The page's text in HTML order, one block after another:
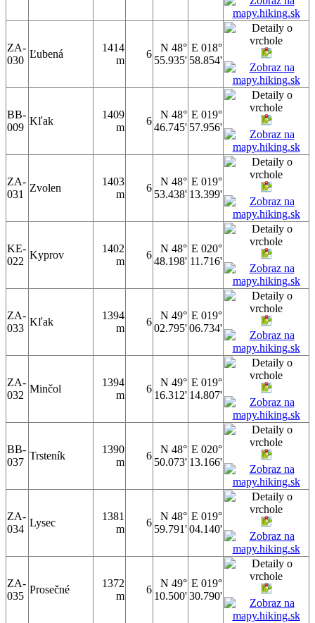
ZA-
030
Ľubená
1414
m
6
N 48°
55.935'
E 018°
58.854'
BB-
009
Kľak
1409
m
6
N 48°
46.745'
E 019°
57.956'
ZA-
031
Zvolen
1403
m
6
N 48°
53.438'
E 019°
13.399'
KE-
022
Kyprov
1402
m
6
N 48°
48.198'
E 020°
11.716'
ZA-
033
Kľak
1394
m
6
N 49°
02.795'
E 019°
06.734'
ZA-
032
Minčol
1394
m
6
N 49°
16.312'
E 019°
14.807'
BB-
037
Trsteník
1390
m
6
N 48°
50.073'
E 020°
13.166'
ZA-
034
Lysec
1381
m
6
N 48°
59.791'
E 019°
04.140'
ZA-
035
Prosečné
1372
m
6
N 49°
10.500'
E 019°
30.790'